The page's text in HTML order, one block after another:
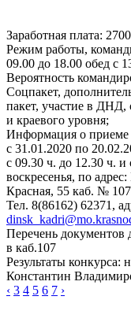
Заработная плата:
Режим работы,
09.00 до 18.00 обед с
Вероятность
Соцпакет,
пакет, участие в ДНД,
и краевого уровня;
Информация о
с 31.01.2020 по
с 09.30 ч. до 12.30 ч.
воскресенья, по
Красная, 55 каб. № 107
Тел. 8(86162) 62371,
Перечень документов
в каб.107
Результаты конкурса:
Константин
‹ 3 4 5 6 7 ›